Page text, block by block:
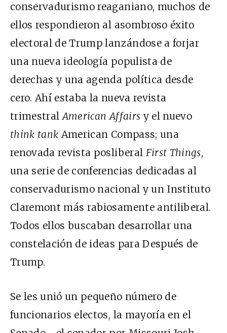
conservadurismo reaganiano, muchos de
ellos respondieron al asombroso éxito
electoral de Trump lanzándose a forjar
una nueva ideología populista de
derechas y una agenda política desde
cero. Ahí estaba la nueva revista
trimestralAmerican Affairs y el nuevo
think tank American Compass; una
renovada revista posliberal First Things,
una serie de conferencias dedicadas al
conservadurismo nacional y un Instituto
Claremont más rabiosamente antiliberal.
Todos ellos buscaban desarrollar una
constelación de ideas para Después de
Trump.
Se les unió un pequeño número de
funcionarios electos, la mayoría en el